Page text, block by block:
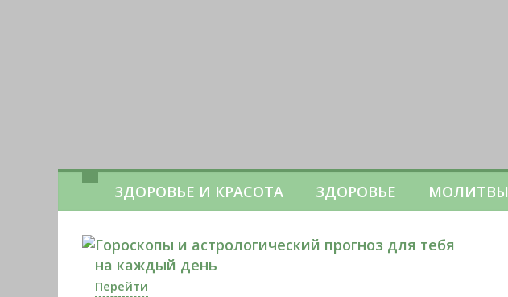
ЗДОРОВЬЕ И КРАСОТА ЗДОРОВЬЕ МОЛИТВЫ
Гороскопы и астрологический прогноз для тебя
на каждый день
Перейти